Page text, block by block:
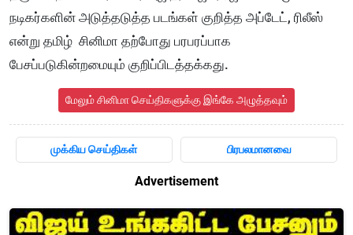
நடிகர்களின் அடுத்தடுத்த படங்கள் குறித்த அப்டேட், ரிலீஸ்
என்று தமிழ் சினிமா தற்போது பரபரப்பாக
பேசப்படுகின்றமையும் குறிப்பிடத்தக்கது.
மேலும் சினிமா செய்திகளுக்கு இங்கே அழுத்தவும்
முக்கிய செய்திகள் பிரபலமானவை
Advertisement